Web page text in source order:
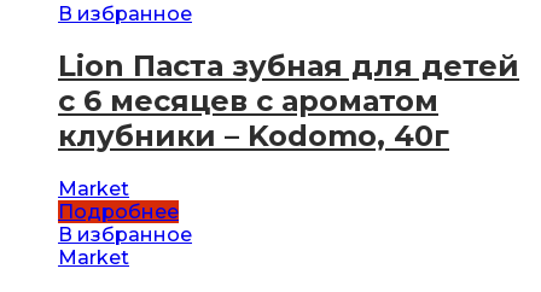
В избранное
Lion Паста зубная для детей
с 6 месяцев с ароматом
клубники – Kodomo, 40г
Market
Подробнее
В избранное
Market